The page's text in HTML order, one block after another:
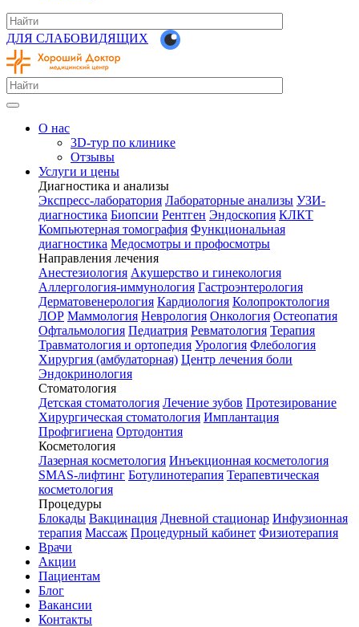
ДЛЯ СЛАБОВИДЯЩИХ
О нас
3D-тур по клинике
Отзывы
Услуги и цены
Диагностика и анализы
Экспресс-лаборатория Лабораторные анализы УЗИ-
диагностика Биопсии Рентген Эндоскопия КЛКТ
Компьютерная томография Функциональная
диагностика Медосмотры и профосмотры
Направления лечения
Анестезиология Акушерство и гинекология
Аллергология-иммунология Гастроэнтерология
Дерматовенерология Кардиология Колопроктология
ЛОР Маммология Неврология Онкология Остеопатия
Офтальмология Педиатрия Ревматология Терапия
Травматология и ортопедия Урология Флебология
Хирургия (амбулаторная) Центр лечения боли
Эндокринология
Стоматология
Детская стоматология Лечение зубов Протезирование
Хирургическая стоматология Имплантация
Профгигиена Ортодонтия
Косметология
Лазерная косметология Инъекционная косметология
SMAS-лифтинг Ботулинотерапия Терапевтическая
косметология
Процедуры
Блокады Вакцинация Дневной стационар Инфузионная
терапия Массаж Процедурный кабинет Физиотерапия
Врачи
Акции
Пациентам
Блог
Вакансии
Контакты